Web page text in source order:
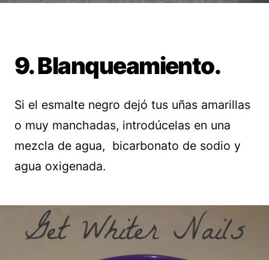
9. Blanqueamiento.
Si el esmalte negro dejó tus uñas amarillas
o muy manchadas, introdúcelas en una
mezcla de agua, bicarbonato de sodio y
agua oxigenada.